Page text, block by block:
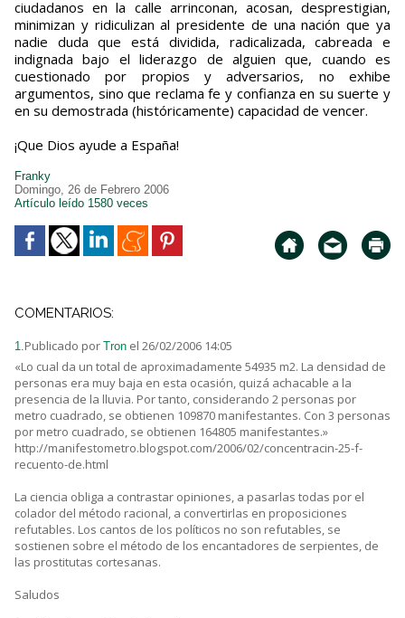
ciudadanos en la calle arrinconan, acosan, desprestigian,
minimizan y ridiculizan al presidente de una nación que ya
nadie duda que está dividida, radicalizada, cabreada e
indignada bajo el liderazgo de alguien que, cuando es
cuestionado por propios y adversarios, no exhibe
argumentos, sino que reclama fe y confianza en su suerte y
en su demostrada (históricamente) capacidad de vencer.
¡Que Dios ayude a España!
Franky
Domingo, 26 de Febrero 2006
Artículo leído 1580 veces
COMENTARIOS:
1.Publicado por Tron el 26/02/2006 14:05
«Lo cual da un total de aproximadamente 54935 m2. La densidad de
personas era muy baja en esta ocasión, quizá achacable a la
presencia de la lluvia. Por tanto, considerando 2 personas por
metro cuadrado, se obtienen 109870 manifestantes. Con 3 personas
por metro cuadrado, se obtienen 164805 manifestantes.»
http://manifestometro.blogspot.com/2006/02/concentracin-25-f-
recuento-de.html
La ciencia obliga a contrastar opiniones, a pasarlas todas por el
colador del método racional, a convertirlas en proposiciones
refutables. Los cantos de los políticos no son refutables, se
sostienen sobre el método de los encantadores de serpientes, de
las prostitutas cortesanas.
Saludos